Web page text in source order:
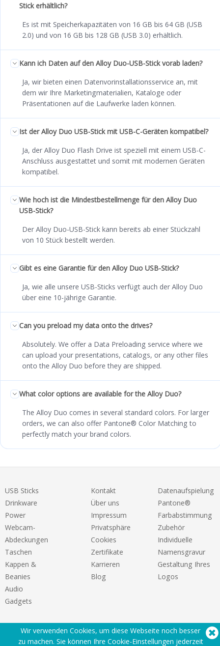
Stick erhältlich?
Es ist mit Speicherkapazitäten von 16 GB bis 64 GB (USB
2.0) und von 16 GB bis 128 GB (USB 3.0) erhältlich.
Kann ich Daten auf den Alloy Duo-USB-Stick vorab laden?
Ja, wir bieten einen Datenvorinstallationsservice an, mit
dem wir Ihre Marketingmaterialien, Kataloge oder
Präsentationen auf die Laufwerke laden können.
Ist der Alloy Duo USB-Stick mit USB-C-Geräten kompatibel?
Ja, der Alloy Duo Flash Drive ist speziell mit einem USB-C-
Anschluss ausgestattet und somit mit modernen Geräten
kompatibel.
Wie hoch ist die Mindestbestellmenge für den Alloy Duo
USB-Stick?
Der Alloy Duo-USB-Stick kann bereits ab einer Stückzahl
von 10 Stück bestellt werden.
Gibt es eine Garantie für den Alloy Duo USB-Stick?
Ja, wie alle unsere USB-Sticks verfügt auch der Alloy Duo
über eine 10-jährige Garantie.
Can you preload my data onto the drives?
Absolutely. We offer a Data Preloading service where we
can upload your presentations, catalogs, or any other files
onto the Alloy Duo before they are shipped.
What color options are available for the Alloy Duo?
The Alloy Duo comes in several standard colors. For larger
orders, we can also offer Pantone® Color Matching to
perfectly match your brand colors.
USB Sticks
Drinkware
Power
Webcam-
Abdeckungen
Taschen
Kappen &
Beanies
Audio
Gadgets
Kontakt
Über uns
Impressum
Privatsphäre
Cookies
Zertifikate
Karrieren
Blog
Datenaufspielung
Pantone®
Farbabstimmung
Zubehör
Individuelle
Namensgravur
Gestaltung Ihres
Logos
Wir verwenden Cookies, um diese Webseite noch besser
zu machen. Sie können Ihre Cookie-Einstellungen jederzeit